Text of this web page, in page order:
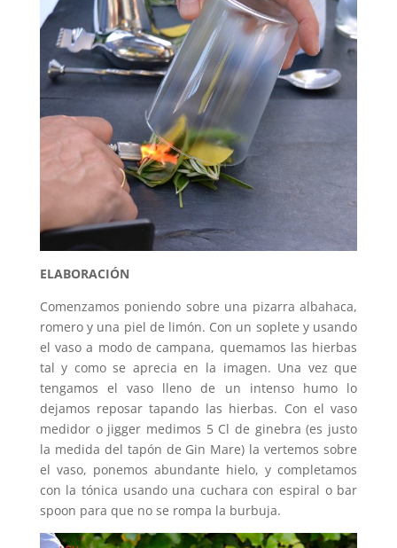
ELABORACIÓN
Comenzamos poniendo sobre una pizarra albahaca,
romero y una piel de limón. Con un soplete y usando
el vaso a modo de campana, quemamos las hierbas
tal y como se aprecia en la imagen. Una vez que
tengamos el vaso lleno de un intenso humo lo
dejamos reposar tapando las hierbas. Con el vaso
medidor o jigger medimos 5 Cl de ginebra (es justo
la medida del tapón de Gin Mare) la vertemos sobre
el vaso, ponemos abundante hielo, y completamos
con la tónica usando una cuchara con espiral o bar
spoon para que no se rompa la burbuja.